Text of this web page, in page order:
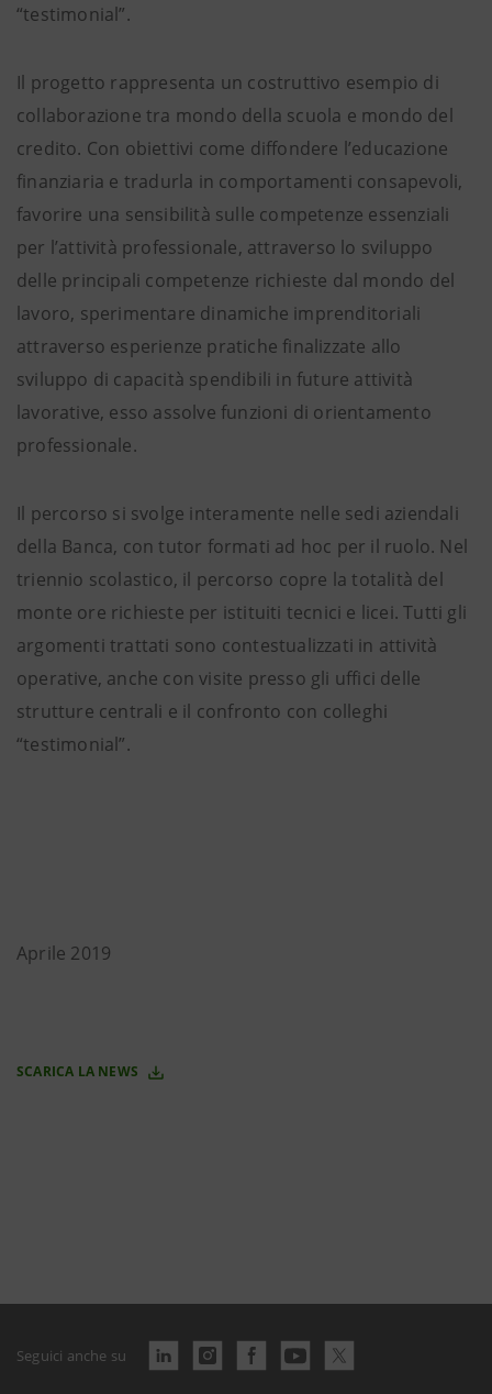
“testimonial”.
Il progetto rappresenta un costruttivo esempio di
collaborazione tra mondo della scuola e mondo del
credito. Con obiettivi come diffondere l’educazione
finanziaria e tradurla in comportamenti consapevoli,
favorire una sensibilità sulle competenze essenziali
per l’attività professionale, attraverso lo sviluppo
delle principali competenze richieste dal mondo del
lavoro, sperimentare dinamiche imprenditoriali
attraverso esperienze pratiche finalizzate allo
sviluppo di capacità spendibili in future attività
lavorative, esso assolve funzioni di orientamento
professionale.
Il percorso si svolge interamente nelle sedi aziendali
della Banca, con tutor formati ad hoc per il ruolo. Nel
triennio scolastico, il percorso copre la totalità del
monte ore richieste per istituiti tecnici e licei. Tutti gli
argomenti trattati sono contestualizzati in attività
operative, anche con visite presso gli uffici delle
strutture centrali e il confronto con colleghi
“testimonial”.
Aprile 2019
SCARICA LA NEWS
Seguici anche su